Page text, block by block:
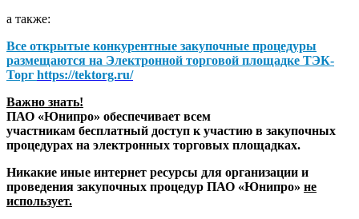
а также:
Все открытые конкурентные закупочные процедуры
размещаются на Электронной торговой площадке ТЭК-
Торг https://tektorg.ru/
Важно знать!
ПАО «Юнипро» обеспечивает всем
участникам бесплатный доступ к участию в закупочных
процедурах на электронных торговых площадках.
Никакие иные интернет ресурсы для организации и
проведения закупочных процедур ПАО «Юнипро» не
использует.